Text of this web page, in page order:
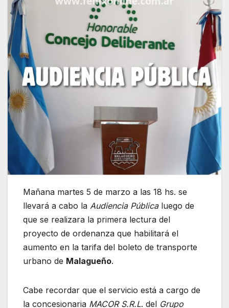
Mañana martes 5 de marzo a las 18 hs. se
llevará a cabo la Audiencia Públicaluego de
que se realizara la primera lectura del
proyecto de ordenanza que habilitará el
aumento en la tarifa del boleto de transporte
urbano de Malagueño.
Cabe recordar que el servicio está a cargo de
la concesionaria MACOR S.R.L. del Grupo